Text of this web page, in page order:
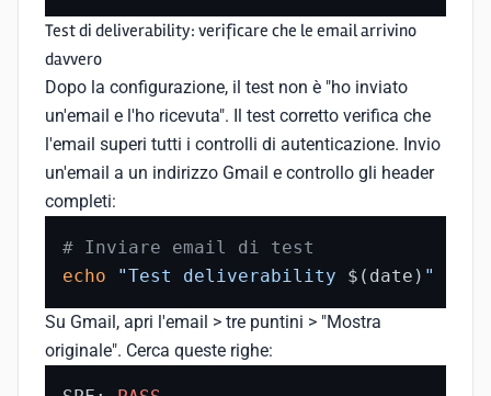
Test di deliverability: verificare che le email arrivino
davvero
Dopo la configurazione, il test non è "ho inviato
un'email e l'ho ricevuta". Il test corretto verifica che
l'email superi tutti i controlli di autenticazione. Invio
un'email a un indirizzo Gmail e controllo gli header
completi:
# Inviare email di test
echo
"Test deliverability $(date) "
Su Gmail, apri l'email > tre puntini > "Mostra
originale". Cerca queste righe: